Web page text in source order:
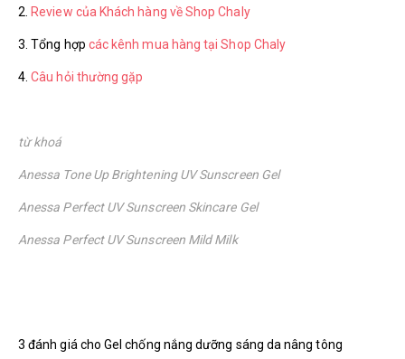
2. Review của Khách hàng về Shop Chaly
3. Tổng hợp các kênh mua hàng tại Shop Chaly
4.Câu hỏi thường gặp
từ khoá
Anessa Tone Up Brightening UV Sunscreen Gel
Anessa Perfect UV Sunscreen Skincare Gel
Anessa Perfect UV Sunscreen Mild Milk
3 đánh giá choGel chống nắng dưỡng sáng da nâng tông